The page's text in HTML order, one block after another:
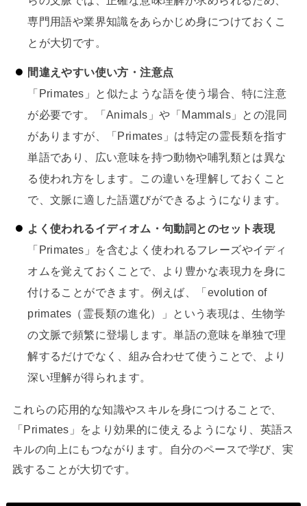
専門用語や業界知識をあらかじめ身につけておくこ
とが大切です。
間違えやすい使い方・注意点
「Primates」と似たような語を使う場合、特に注意
が必要です。「Animals」や「Mammals」との混同
がありますが、「Primates」は特定の霊長類を指す
単語であり、広い意味を持つ動物や哺乳類とは異な
る使われ方をします。この違いを理解しておくこと
で、文脈に適した語選びができるようになります。
よく使われるイディオム・句動詞とのセット表現
「Primates」を含むよく使われるフレーズやイディ
オムを覚えておくことで、より豊かな表現力を身に
付けることができます。例えば、「evolution of
primates（霊長類の進化）」という表現は、生物学
の文脈で頻繁に登場します。単語の意味を単独で理
解するだけでなく、組み合わせて使うことで、より
深い理解が得られます。
これらの応用的な知識やスキルを身につけることで、
「Primates」をより効果的に使えるようになり、英語ス
キルの向上にもつながります。自分のペースで学び、実
践することが大切です。